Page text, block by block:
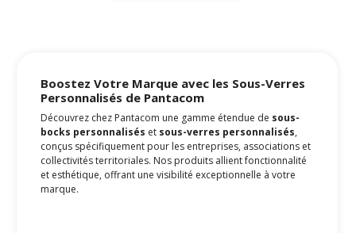
Boostez Votre Marque avec les Sous-Verres
Personnalisés de Pantacom
Découvrez chez Pantacom une gamme étendue de sous-
bocks personnalisés et sous-verres personnalisés,
conçus spécifiquement pour les entreprises, associations et
collectivités territoriales. Nos produits allient fonctionnalité
et esthétique, offrant une visibilité exceptionnelle à votre
marque.